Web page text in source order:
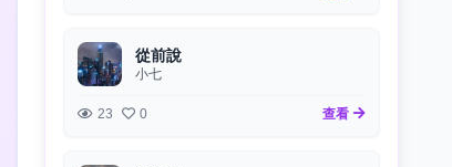
從前說
小七
23 0 查看